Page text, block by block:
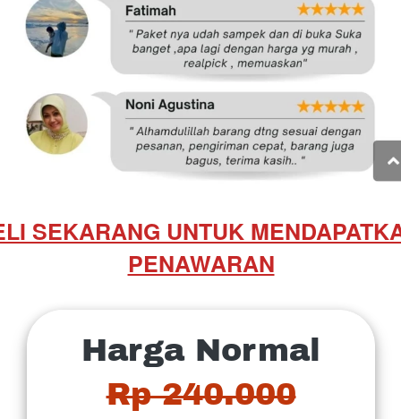
SEKARANG UNTUK
PENAWARAN
Harga Normal
Rp 240.000